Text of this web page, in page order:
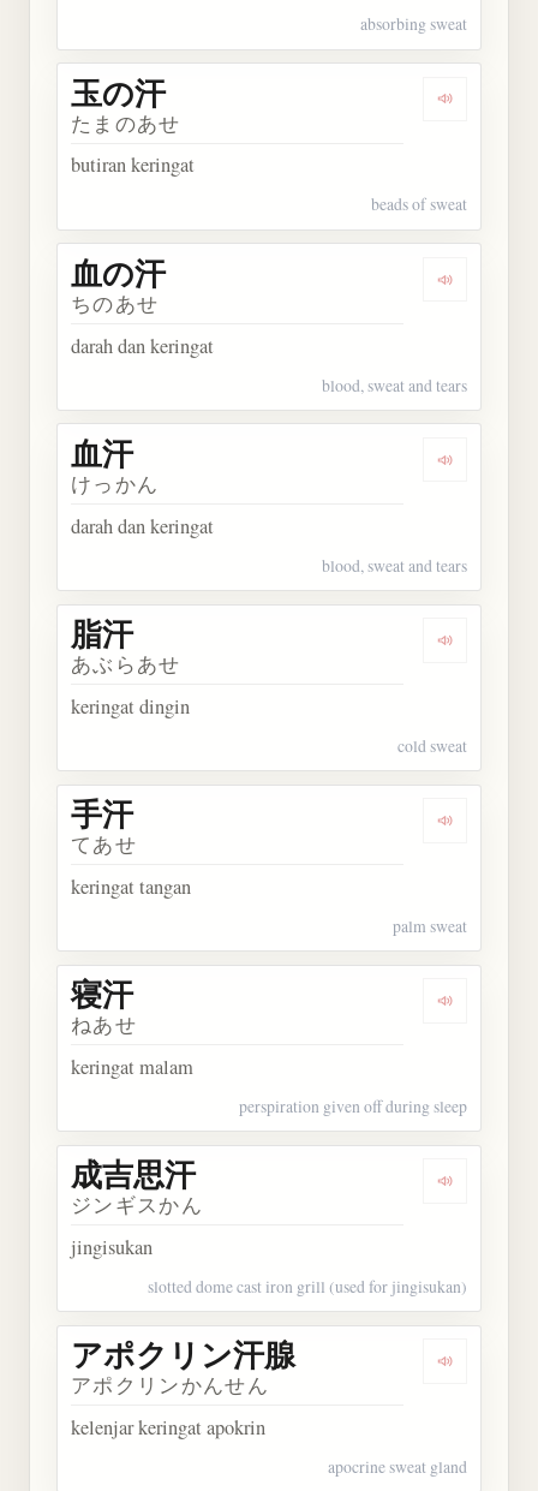
absorbing sweat
Dengarkan
玉の汗
たまのあせ
butiran keringat
beads of sweat
Dengarkan
血の汗
ちのあせ
darah dan keringat
blood, sweat and tears
Dengarkan
血汗
けっかん
darah dan keringat
blood, sweat and tears
Dengarkan
脂汗
あぶらあせ
keringat dingin
cold sweat
Dengarkan
手汗
てあせ
keringat tangan
palm sweat
Dengarkan
寝汗
ねあせ
keringat malam
perspiration given off during sleep
Dengarkan
成吉思汗
ジンギスかん
jingisukan
slotted dome cast iron grill (used for jingisukan)
Dengarkan
アポクリン汗腺
アポクリンかんせん
kelenjar keringat apokrin
apocrine sweat gland